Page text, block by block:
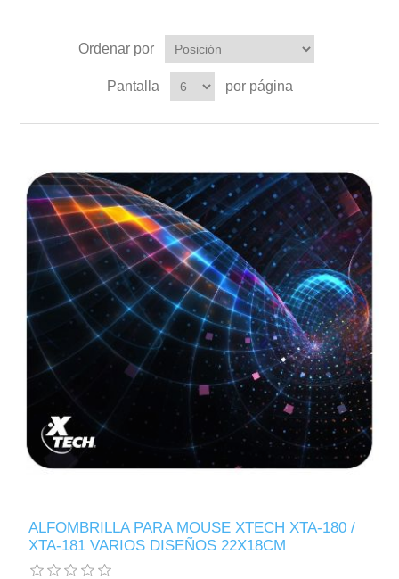
Ordenar por
Pantalla por página
ALFOMBRILLA PARA MOUSE XTECH XTA-180 /
XTA-181 VARIOS DISEÑOS 22X18CM